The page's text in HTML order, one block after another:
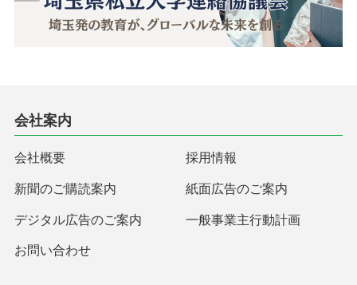
会社案内
会社概要 採用情報
新聞のご購読案内 紙面広告のご案内
デジタル広告のご案内 一般事業主行動計画
お問い合わせ